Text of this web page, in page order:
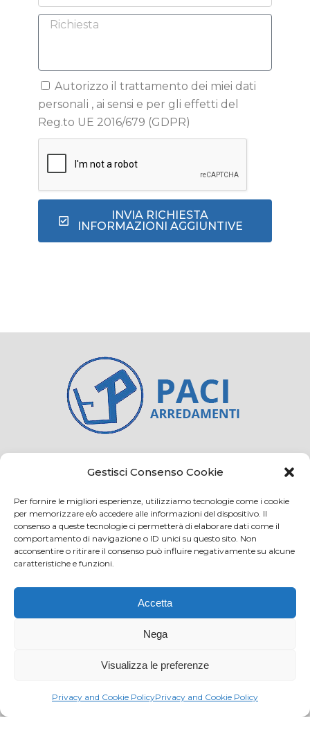
Gestisci Consenso Cookie
Per fornire le migliori esperienze, utilizziamo tecnologie come i cookie
per memorizzare e/o accedere alle informazioni del dispositivo. Il
consenso a queste tecnologie ci permetterà di elaborare dati come il
comportamento di navigazione o ID unici su questo sito. Non
acconsentire o ritirare il consenso può influire negativamente su alcune
caratteristiche e funzioni.
Accetta
Nega
Visualizza le preferenze
Privacy and Cookie PolicyPrivacy and Cookie Policy
Autorizzo il trattamento dei miei dati
personali , ai sensi e per gli effetti del
Reg.to UE 2016/679 (GDPR)
INVIA RICHIESTA
INFORMAZIONI AGGIUNTIVE
Credits Privacy and cookie
Via Virginio 358/360
Loc. Anselmo 50025 Montespertoli (FI)
E-mail: info@paciarrediscolastici.com
PEC: pacisrl@interfreepec.it
Tel e Fax: +39 0571 675108
PI e CF: 05012160486 Registro delle Imprese di
Capitale Sociale Euro 20.800,00 i.v.